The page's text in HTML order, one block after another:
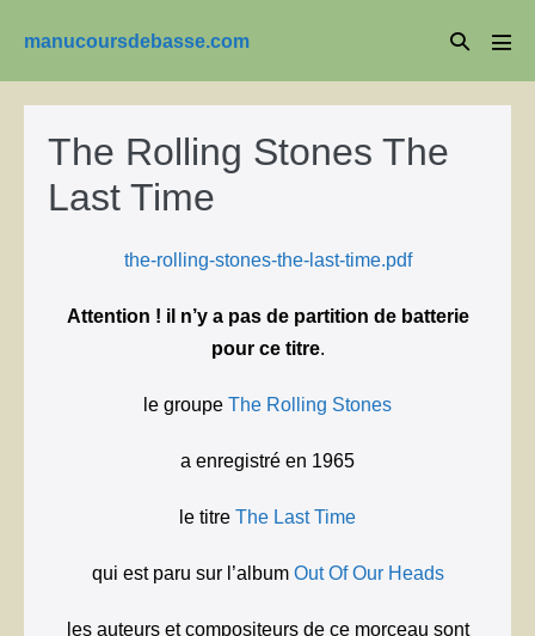
contenu
manucoursdebasse.com
Basculer
recherche
le
The Rolling Stones The
Last Time
the-rolling-stones-the-last-time.pdf
Attention ! il n’y a pas de partition de batterie
pour ce titre.
le groupe The Rolling Stones
a enregistré en 1965
le titre The Last Time
qui est paru sur l’album Out Of Our Heads
les auteurs et compositeurs de ce morceau sont